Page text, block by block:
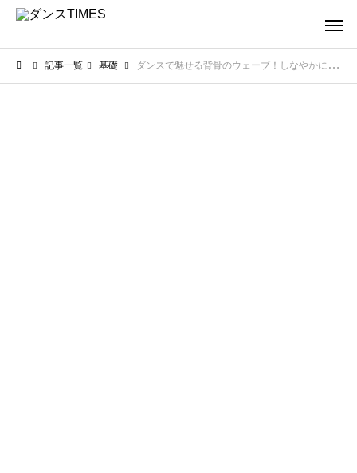
記事一覧 基礎 ダンスで魅せる背骨のウェーブ！しなやかに通すための練習方法